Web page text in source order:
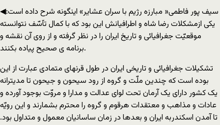
◀سیف پور فاطمی« مبارزه رژیم با سران عشایر» اینگونه شرح داده است:
یکی ازمشکلات رضا شاه و اطرافیانش این بود که با کمال تآسّف نتوانسته
موقعیّت جغرافیائی و تاریخ ایران را در نظر گرفته و از روی آن نقشه و
برنامه ی صحیح پیاده بکنند.
تشکیلات جغرافیائی و تاریخی ایران در طول قرنهای متمادی عبارت از این
بوده است که چندین ملّت و گروه از رود سیحون و جیحون تا مدیترانه
یک کشور دارای یک آرمان تحت لوای عدالت و مدارا و مروّت بوجود آورده و
عادات و مذاهب و معتقدات هرقوم و گروه را محترم بشمارند و این رویّه
تا آمدن اسکندربه ایران و بعدها در زمان ساسانیان معمول و متداول بود.